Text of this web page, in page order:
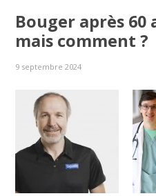
Bouger après 60
mais comment ?
9 septembre 2024